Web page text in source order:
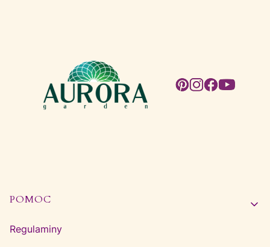
Linki w stopce
POMOC
Regulaminy